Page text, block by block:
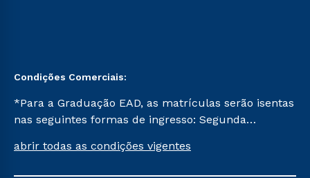
Condições Comerciais:
*Para a Graduação EAD, as matrículas serão isentas
nas seguintes formas de ingresso: Segunda
Já para as demais, a taxa de matrícula será de R$
abrir todas as condições vigentes